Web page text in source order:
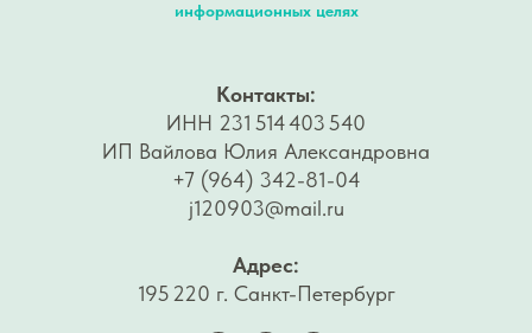
информационных целях
Контакты:
ИНН 231 514 403 540
ИП Вайлова Юлия Александровна
+7 (964) 342-81-04
j120903@mail.ru
Адрес:
195 220 г. Санкт-Петербург